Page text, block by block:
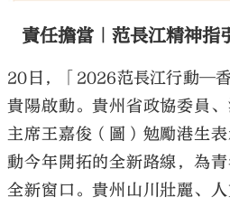
責任擔當｜范長江精神
20日，「2026范長江行動─
貴陽啟動。貴州省政協委員
主席王嘉俊（圖）勉勵港生
動今年開拓的全新路線，為
全新窗口。貴州山川壯麗、